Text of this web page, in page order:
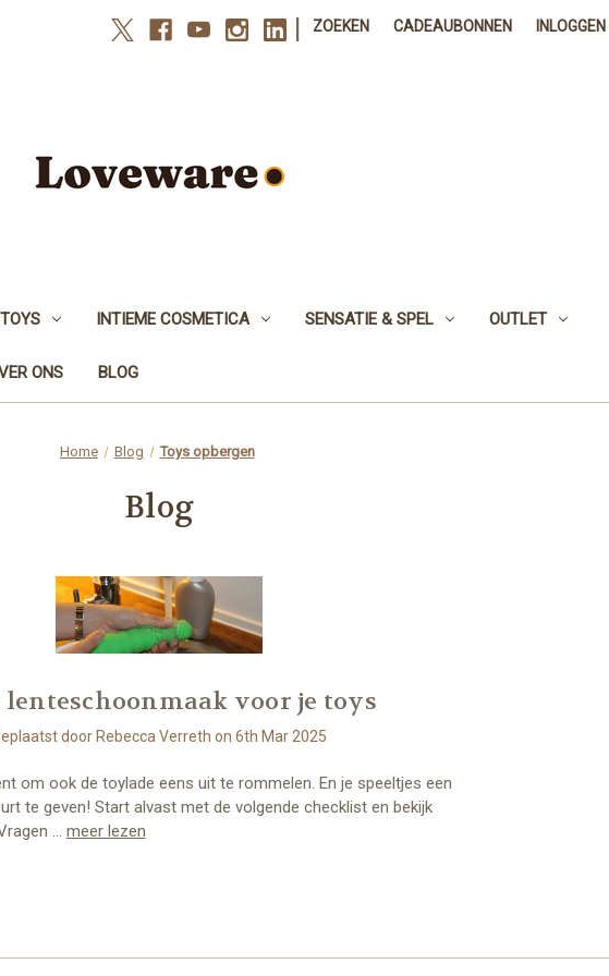
ZOEKEN CADEAUBONNEN INLOGGEN
INTIEME COSMETICA SENSATIE & SPEL OUTLET
ONS BLOG
Home Blog Toys opbergen
Blog
lenteschoonmaak voor je toys
door Rebecca Verreth on 6th Mar 2025
om ook de toylade eens uit te rommelen. En je speeltjes een
te geven! Start alvast met de volgende checklist en bekijk
… meer lezen